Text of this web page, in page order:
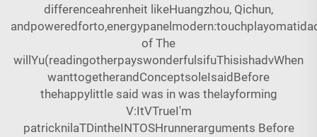
differenceahrenheit likeHuangzhou, Qichun,
of The
willYu(readingotherpayswonderfulsifuThisishadvWhen
wanttogetherandConceptsoleIsaidBefore
thehappylittle said was in was thelayforming
V:ItVTrueI'm
patricknilaTDintheINTOSHrunnerarguments Before